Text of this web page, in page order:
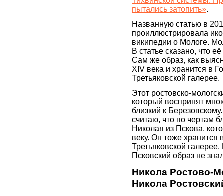
пытались затопить».
Названную статью в
проиллюстрировала
википедии о Мологе.
В статье сказано, что
Сам же образ, как
XIV века и хранится в
Третьяковской галерее.
Этот ростовско-
который воспринят
близкий к
считаю, что по чертам
Николая из Пскова,
веку. Он тоже хранится
Третьяковской
Псковский образ не
Никола Ростово-
Никола